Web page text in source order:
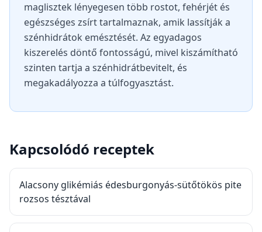
maglisztek lényegesen több rostot, fehérjét és
egészséges zsírt tartalmaznak, amik lassítják a
szénhidrátok emésztését. Az egyadagos
kiszerelés döntő fontosságú, mivel kiszámítható
szinten tartja a szénhidrátbevitelt, és
megakadályozza a túlfogyasztást.
Kapcsolódó receptek
Alacsony glikémiás édesburgonyás-sütőtökös pite
rozsos tésztával